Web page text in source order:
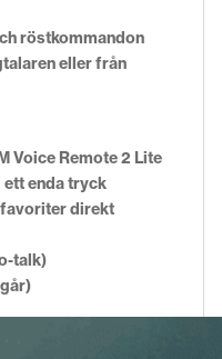
röstkommandon
eller från
Voice Remote 2 Lite
enda tryck
favoriter direkt
talk)